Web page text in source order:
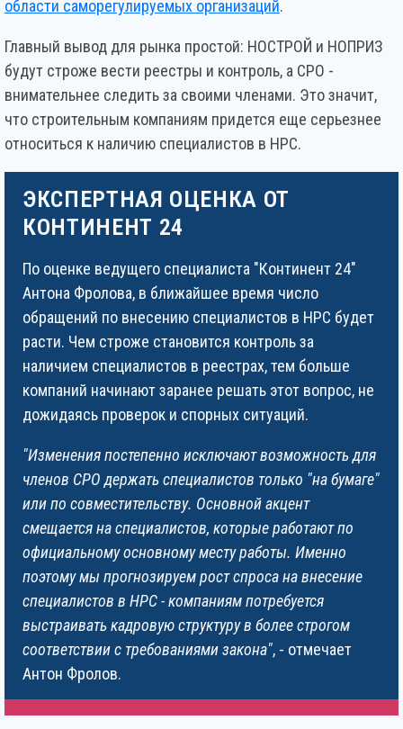
области саморегулируемых организаций.
Главный вывод для рынка простой: НОСТРОЙ и НОПРИЗ
будут строже вести реестры и контроль, а СРО -
внимательнее следить за своими членами. Это значит,
что строительным компаниям придется еще серьезнее
относиться к наличию специалистов в НРС.
ЭКСПЕРТНАЯ ОЦЕНКА ОТ
КОНТИНЕНТ 24
По оценке ведущего специалиста "Континент 24"
Антона Фролова, в ближайшее время число
обращений по внесению специалистов в НРС будет
расти. Чем строже становится контроль за
наличием специалистов в реестрах, тем больше
компаний начинают заранее решать этот вопрос, не
дожидаясь проверок и спорных ситуаций.
"Изменения постепенно исключают возможность для
членов СРО держать специалистов только "на бумаге"
или по совместительству. Основной акцент
смещается на специалистов, которые работают по
официальному основному месту работы. Именно
поэтому мы прогнозируем рост спроса на внесение
специалистов в НРС - компаниям потребуется
выстраивать кадровую структуру в более строгом
соответствии с требованиями закона", - отмечает
Антон Фролов.